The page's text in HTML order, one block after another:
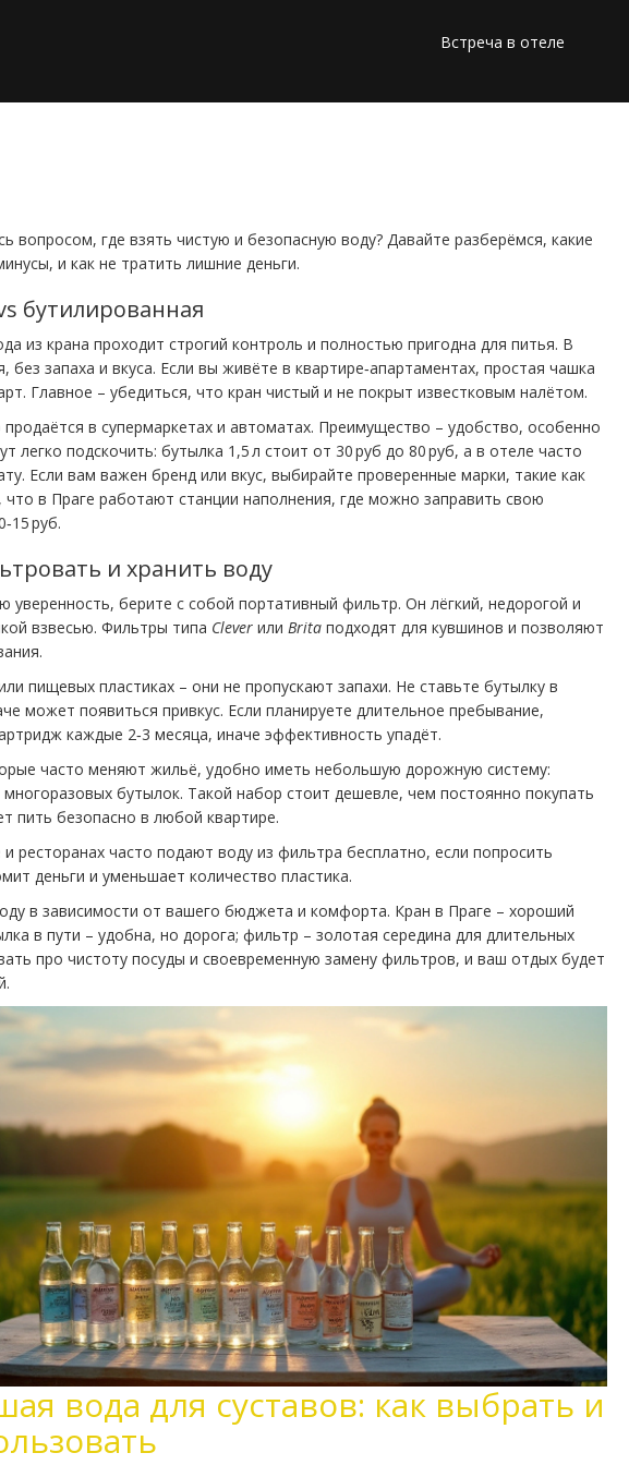
Встреча в отеле
вопросом, где взять чистую и безопасную воду? Давайте разберёмся, какие
и как не тратить лишние деньги.
бутилированная
из крана проходит строгий контроль и полностью пригодна для питья. В
без запаха и вкуса. Если вы живёте в квартире‑апартаментах, простая чашка
Главное – убедиться, что кран чистый и не покрыт известковым налётом.
в супермаркетах и автоматах. Преимущество – удобство, особенно
легко подскочить: бутылка 1,5 л стоит от 30 руб до 80 руб, а в отеле часто
Если вам важен бренд или вкус, выбирайте проверенные марки, такие как
что в Праге работают станции наполнения, где можно заправить свою
руб.
и хранить воду
уверенность, берите с собой портативный фильтр. Он лёгкий, недорогой и
взвесью. Фильтры типа Clever или Brita подходят для кувшинов и позволяют
пищевых пластиках – они не пропускают запахи. Не ставьте бутылку в
может появиться привкус. Если планируете длительное пребывание,
каждые 2‑3 месяца, иначе эффективность упадёт.
часто меняют жильё, удобно иметь небольшую дорожную систему:
бутылок. Такой набор стоит дешевле, чем постоянно покупать
пить безопасно в любой квартире.
ресторанах часто подают воду из фильтра бесплатно, если попросить
деньги и уменьшает количество пластика.
в зависимости от вашего бюджета и комфорта. Кран в Праге – хороший
в пути – удобна, но дорога; фильтр – золотая середина для длительных
про чистоту посуды и своевременную замену фильтров, и ваш отдых будет
вода для суставов: как выбрать и